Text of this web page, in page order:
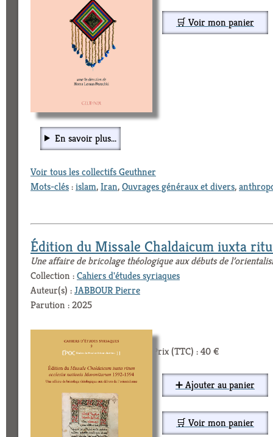
🛒 Voir mon panier
En savoir plus...
Voir tous les collectifs Geuthner
Mots-clés:islam,Iran,Ouvrages généraux et divers,
Édition du Missale Chaldaicum iuxta
Une affaire de bricolage théologique aux débuts de
Collection :Cahiers d'études syriaques
Auteur(s) :JABBOUR Pierre
Parution : 2025
Prix (TTC) : 40 €
➕ Ajouter au panier
🛒 Voir mon panier